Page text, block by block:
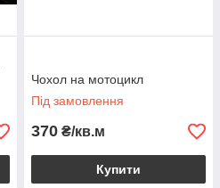
Чохол на мотоцикл
Під замовлення
370 ₴/кв.м
Купити